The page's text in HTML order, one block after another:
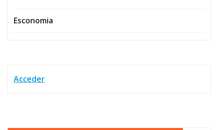
Esconomia
Acceder